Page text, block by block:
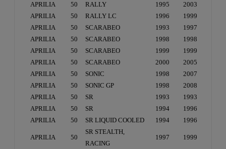
APRILIA
50 RALLY 1995
2003
APRILIA
50 RALLY LC 1996
1999
APRILIA
50 SCARABEO 1993
1997
APRILIA
50 SCARABEO 1998
1998
APRILIA
50 SCARABEO 1999
1999
APRILIA
50 SCARABEO 2000
2005
APRILIA
50 SONIC 1998
2007
APRILIA
50 SONIC GP 1998
2008
APRILIA
50 SR 1993
1993
APRILIA
50 SR 1994
1996
APRILIA
50 SR LIQUID COOLED 1994 1996
APRILIA 50
SR STEALTH,
RACING
1997 1999